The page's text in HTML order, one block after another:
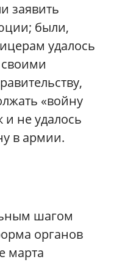
заявить
были,
удалось
«войну
и не удалось
в армии.
шагом
органов
марта